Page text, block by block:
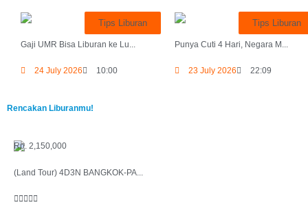
Tips Liburan
Gaji UMR Bisa Liburan ke Lu...
24 July 2026 10:00
Tips Liburan
Punya Cuti 4 Hari, Negara M...
23 July 2026 22:09
Rencakan Liburanmu!
Rp. 2,150,000
(Land Tour) 4D3N BANGKOK-PA...
